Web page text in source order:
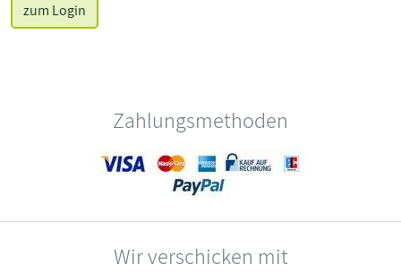
zum Login
Zahlungsmethoden
Wir verschicken mit